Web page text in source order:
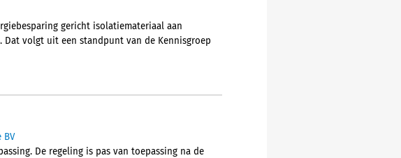
gericht isolatiemateriaal aan
Dat volgt uit een standpunt van de Kennisgroep
De regeling is pas van toepassing na de